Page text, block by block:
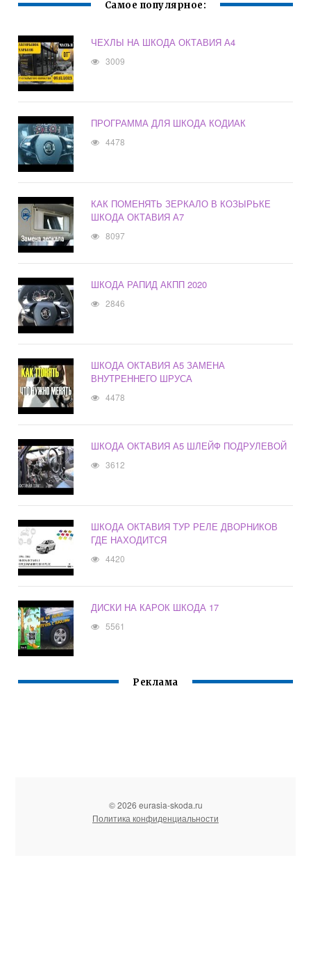
Самое популярное:
ЧЕХЛЫ НА ШКОДА ОКТАВИЯ А4
3009
ПРОГРАММА ДЛЯ ШКОДА КОДИАК
4478
КАК ПОМЕНЯТЬ ЗЕРКАЛО В КОЗЫРЬКЕ
ШКОДА ОКТАВИЯ А7
8097
ШКОДА РАПИД АКПП 2020
2846
ШКОДА ОКТАВИЯ А5 ЗАМЕНА
ВНУТРЕННЕГО ШРУСА
4478
ШКОДА ОКТАВИЯ А5 ШЛЕЙФ ПОДРУЛЕВОЙ
3612
ШКОДА ОКТАВИЯ ТУР РЕЛЕ ДВОРНИКОВ
ГДЕ НАХОДИТСЯ
4420
ДИСКИ НА КАРОК ШКОДА 17
5561
Реклама
© 2026 eurasia-skoda.ru
Политика конфиденциальности